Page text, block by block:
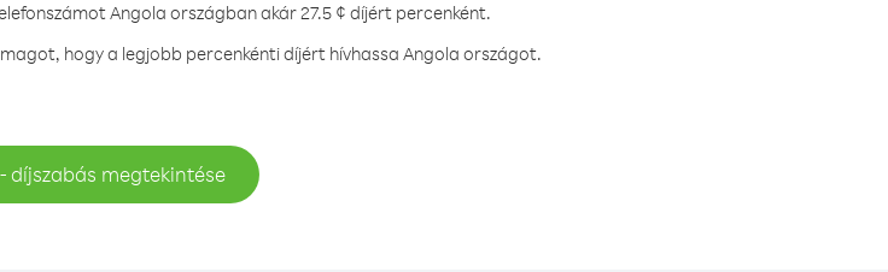
Angola országban akár 27.5 ¢ díjért percenként.
hogy a legjobb percenkénti díjért hívhassa Angola országot.
díjszabás megtekintése